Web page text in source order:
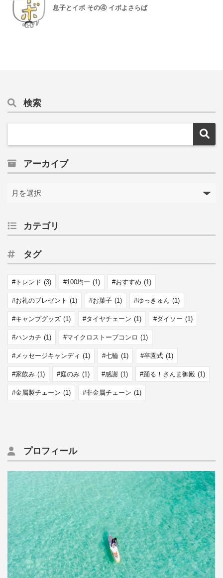
息子とイボ その④ イボよさらば
検索
アーカイブ
カテゴリ
タグ
トレンド (3) 100均一 (1) おすすめ (1)
お礼のプレゼント (1) お菓子 (1) ゆっきゅん (1)
キャンプグッズ (1) タイヤチェーン (1) ダイソー (1)
ハンカチ (1) マイクロストーブコンロ (1)
メッセージキャンディ (1) 七輪 (1) 卒園式 (1)
家飲み (1) 庭のみ (1) 感謝 (1) 踊る！さんま御殿 (1)
金属製チェーン (1) 非金属チェーン (1)
プロフィール